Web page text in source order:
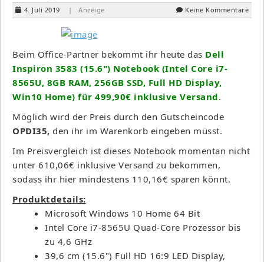
4. Juli 2019 | Anzeige Keine Kommentare
Beim Office-Partner bekommt ihr heute das Dell
Inspiron 3583 (15.6") Notebook (Intel Core i7-
8565U, 8GB RAM, 256GB SSD, Full HD Display,
Win10 Home) für 499,90€ inklusive Versand.
Möglich wird der Preis durch den Gutscheincode
OPDI35, den ihr im Warenkorb eingeben müsst.
Im Preisvergleich ist dieses Notebook momentan nicht
unter 610,06€ inklusive Versand zu bekommen,
sodass ihr hier mindestens 110,16€ sparen könnt.
Produktdetails:
Microsoft Windows 10 Home 64 Bit
Intel Core i7-8565U Quad-Core Prozessor bis
zu 4,6 GHz
39,6 cm (15.6") Full HD 16:9 LED Display,